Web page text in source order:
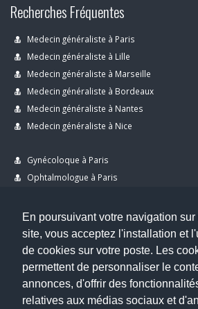
En poursuivant votre navigation sur
site, vous acceptez l'installation et
de cookies sur votre poste. Les
permettent de personnaliser le
annonces, d'offrir des
relatives aux médias sociaux et
Recherches Fréquentes
Medecin généraliste à Paris
Medecin généraliste à Lille
Medecin généraliste à Marseille
Medecin généraliste à Bordeaux
Medecin généraliste à Nantes
Medecin généraliste à Nice
Gynécoloque à Paris
Ophtalmologue à Paris
Dentiste à Paris
Copyright © 2026 . All Rights Reserved.